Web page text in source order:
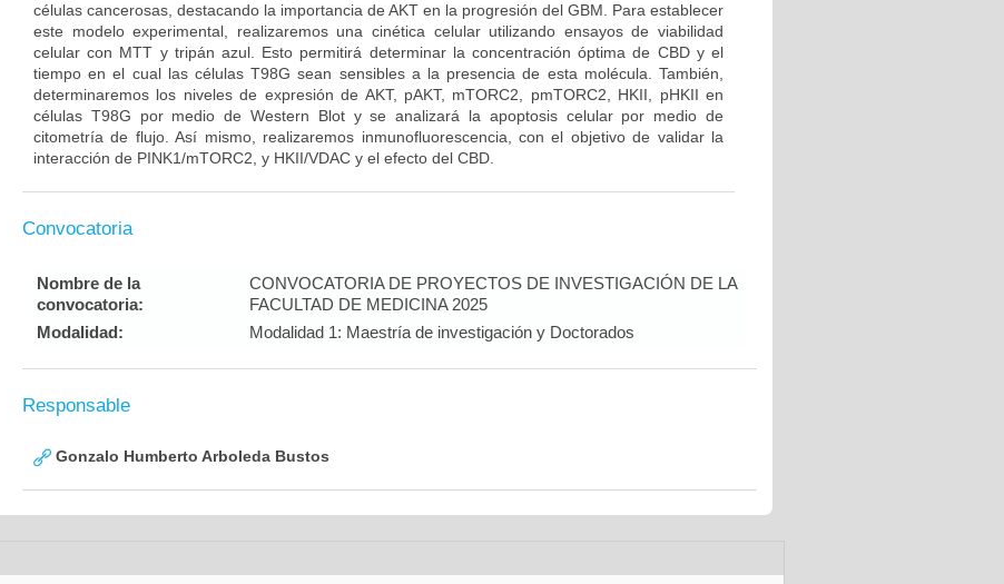
células cancerosas, destacando la importancia de AKT en la progresión del GBM. Para establecer
este modelo experimental, realizaremos una cinética celular utilizando ensayos de viabilidad
celular con MTT y tripán azul. Esto permitirá determinar la concentración óptima de CBD y el
tiempo en el cual las células T98G sean sensibles a la presencia de esta molécula. También,
determinaremos los niveles de expresión de AKT, pAKT, mTORC2, pmTORC2, HKII, pHKII en
células T98G por medio de Western Blot y se analizará la apoptosis celular por medio de
citometría de flujo. Así mismo, realizaremos inmunofluorescencia, con el objetivo de validar la
interacción de PINK1/mTORC2, y HKII/VDAC y el efecto del CBD.
Convocatoria
Nombre de la
convocatoria:
CONVOCATORIA DE PROYECTOS DE INVESTIGACIÓN DE LA
FACULTAD DE MEDICINA 2025
Modalidad:
Modalidad 1: Maestría de investigación y Doctorados
Responsable
Gonzalo Humberto Arboleda Bustos